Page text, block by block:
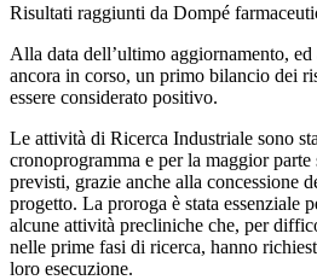
Risultati raggiunti da Dompé
Alla data dell’ultimo aggiornamento,
ancora in corso, un primo bilancio dei
essere considerato positivo.
Le attività di Ricerca Industriale sono
cronoprogramma e per la maggior
previsti, grazie anche alla concessione
progetto. La proroga è stata essenziale
alcune attività precliniche che, per
nelle prime fasi di ricerca, hanno
loro esecuzione.